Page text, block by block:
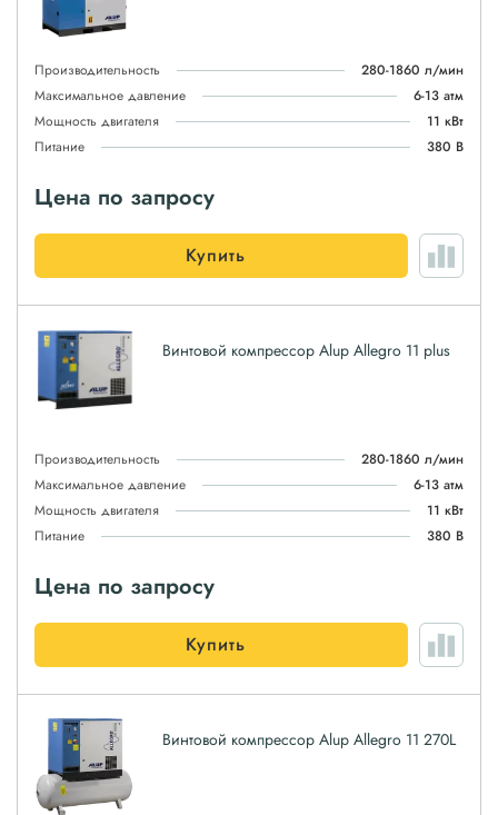
Производительность
280-1860 л/мин
Максимальное давление
6-13 атм
Мощность двигателя
11 кВт
Питание
380 В
Цена по запросу
Купить
Винтовой компрессор Alup Allegro 11 plus
Производительность
280-1860 л/мин
Максимальное давление
6-13 атм
Мощность двигателя
11 кВт
Питание
380 В
Цена по запросу
Купить
Винтовой компрессор Alup Allegro 11 270L